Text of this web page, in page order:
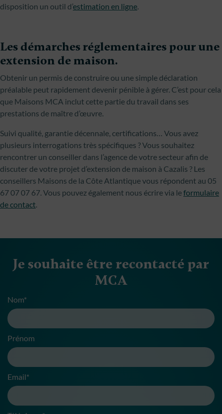
disposition un outil d’estimation en ligne.
Les démarches réglementaires pour une
extension de maison.
Obtenir un permis de construire ou une simple déclaration
préalable peut rapidement devenir pénible à gérer. C’est pour cela
que Maisons MCA inclut cette partie du travail dans ses
prestations de maître d’œuvre.
Suivi qualité, garantie décennale, certifications… Vous avez
plusieurs interrogations très spécifiques ? Vous souhaitez
rencontrer un conseiller dans l’agence de votre secteur afin de
discuter de votre projet d’extension de maison à Cazalis ? Les
conseillers Maisons de la Côte Atlantique vous répondent au 05
67 07 07 67. Vous pouvez également nous écrire via leformulaire
de contact.
Je souhaite être recontacté par
MCA
Nom*
Prénom
Email*